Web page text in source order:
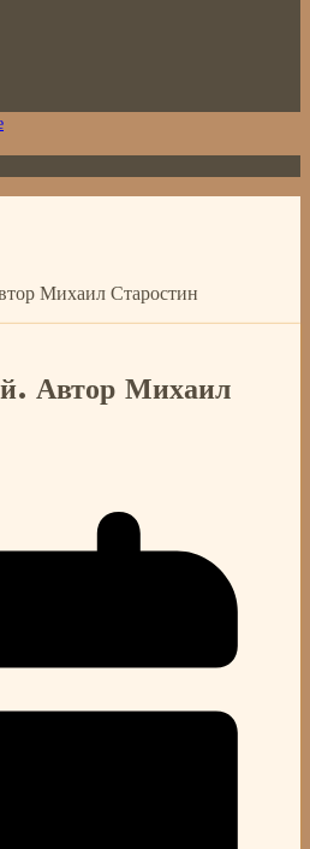
Михаил Старостин
Автор Михаил